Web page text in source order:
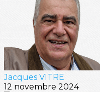
Jacques VITRE
12 novembre 2024